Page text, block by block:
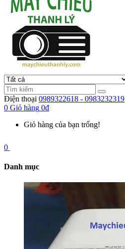
Điện thoại 0989322618 - 0983232319
0 Giỏ hàng 0đ
Giỏ hàng của bạn trống!
0
Danh mục